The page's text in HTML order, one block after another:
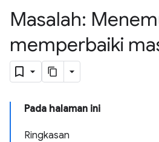
Masalah:
memperbaiki
Pada halaman ini
Ringkasan